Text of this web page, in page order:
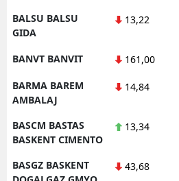
BALSU BALSU
GIDA
13,22
BANVT BANVIT 161,00
BARMA BAREM
AMBALAJ
14,84
BASCM BASTAS
BASKENT CIMENTO
13,34
BASGZ BASKENT
43,68